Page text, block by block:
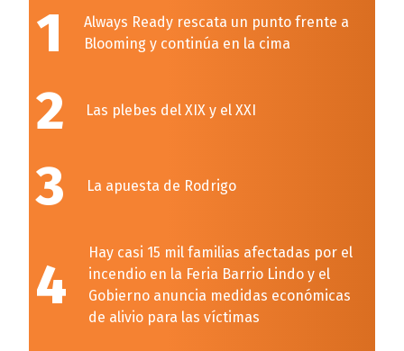
1
Always Ready rescata un punto frente a
Blooming y continúa en la cima
2 Las plebes del XIX y el XXI
3 La apuesta de Rodrigo
4
Hay casi 15 mil familias afectadas por el
incendio en la Feria Barrio Lindo y el
Gobierno anuncia medidas económicas
de alivio para las víctimas